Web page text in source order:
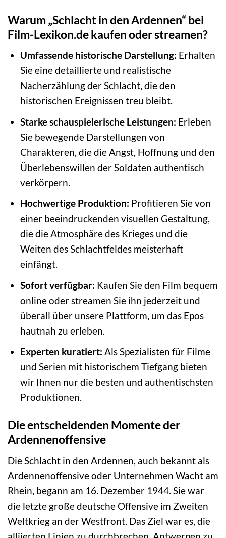
Warum „Schlacht in den Ardennen“ bei
Film-Lexikon.de kaufen oder streamen?
Umfassende historische Darstellung: Erhalten
Sie eine detaillierte und realistische
Nacherzählung der Schlacht, die den
historischen Ereignissen treu bleibt.
Starke schauspielerische Leistungen: Erleben
Sie bewegende Darstellungen von
Charakteren, die die Angst, Hoffnung und den
Überlebenswillen der Soldaten authentisch
verkörpern.
Hochwertige Produktion: Profitieren Sie von
einer beeindruckenden visuellen Gestaltung,
die die Atmosphäre des Krieges und die
Weiten des Schlachtfeldes meisterhaft
einfängt.
Sofort verfügbar: Kaufen Sie den Film bequem
online oder streamen Sie ihn jederzeit und
überall über unsere Plattform, um das Epos
hautnah zu erleben.
Experten kuratiert: Als Spezialisten für Filme
und Serien mit historischem Tiefgang bieten
wir Ihnen nur die besten und authentischsten
Produktionen.
Die entscheidenden Momente der
Ardennenoffensive
Die Schlacht in den Ardennen, auch bekannt als
Ardennenoffensive oder Unternehmen Wacht am
Rhein, begann am 16. Dezember 1944. Sie war
die letzte große deutsche Offensive im Zweiten
Weltkrieg an der Westfront. Das Ziel war es, die